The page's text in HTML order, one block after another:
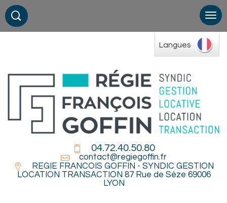
Langues
04.72.40.50.80
contact@regiegoffin.fr
REGIE FRANCOIS GOFFIN - SYNDIC GESTION
LOCATION TRANSACTION 87 Rue de Sèze 69006
LYON